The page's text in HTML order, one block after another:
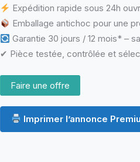
SSD)Expédition rapide sous 24h
Emballage antichoc pour une
Garantie 30 jours / 12 mois* –
✔ Pièce testée, contrôlée et
Faire une offre
Imprimer l’annonce